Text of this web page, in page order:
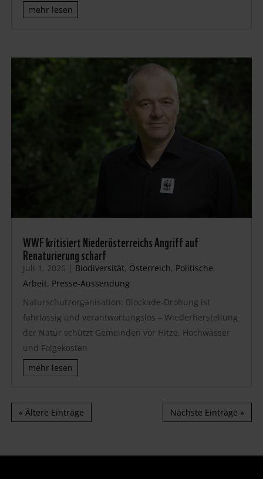
mehr lesen
WWF kritisiert Niederösterreichs Angriff auf
Renaturierung scharf
Juli 1, 2026 | Biodiversität, Österreich, Politische
Arbeit, Presse-Aussendung
Naturschutzorganisation: Blockade-Drohung ist
fahrlässig und verantwortungslos – Wiederherstellung
der Natur schützt Gemeinden vor Hitze, Hochwasser
und Folgekosten
mehr lesen
« Ältere Einträge Nächste Einträge »